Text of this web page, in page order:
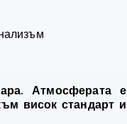
Атмосферата е
висок стандарт и